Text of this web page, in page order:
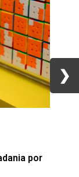
por
❯
❯